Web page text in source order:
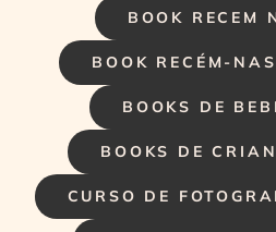
BOOK RECEM
BOOK RECÉM-
BOOKS DE
BOOKS DE
CURSO DE